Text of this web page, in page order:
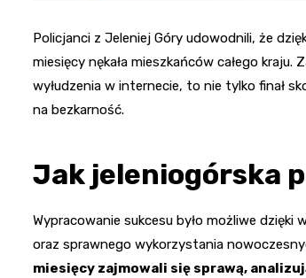
Policjanci z Jeleniej Góry udowodnili, że
miesięcy nękała mieszkańców całego
wyłudzenia w internecie, to nie tylko finał
na bezkarność.
Jak jeleniogórska
Wypracowanie sukcesu było możliwe dzięki
oraz sprawnego wykorzystania
miesięcy zajmowali się sprawą,